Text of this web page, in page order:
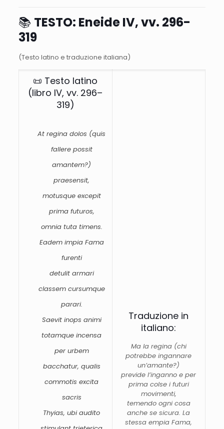
📚 TESTO: Eneide IV, vv. 296-
319
(Testo latino e traduzione italiana)
📜 Testo latino
(libro IV,vv. 296–
319)
Atreginadolos (quis
fallere possit
amantem?)
praesensit,
motusque excepit
prima futuros,
omnia tuta timens.
Eadem impia Fama
furenti
detulit armari
classem cursumque
parari.
Saevit inops animi
totamqueincensa
per urbem
bacchatur, qualis
commotisexcita
sacris
Thyias,ubiaudito
Traduzione in
italiano:
Ma la regina (chi
potrebbe ingannare
un’amante?)
previdel’ingannoeper
prima colse ifuturi
movimenti,
temendo ognicosa
anchesesicura.La
stessaempiaFama,